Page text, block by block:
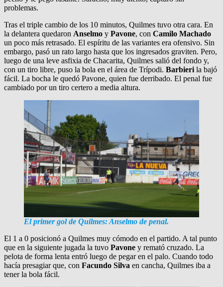
problemas.
Tras el triple cambio de los 10 minutos, Quilmes tuvo otra cara. En
la delantera quedaron Anselmo y Pavone, con Camilo Machado
un poco más retrasado. El espíritu de las variantes era ofensivo. Sin
embargo, pasó un rato largo hasta que los ingresados graviten. Pero,
luego de una leve asfixia de Chacarita, Quilmes salió del fondo y,
con un tiro libre, puso la bola en el área de Trípodi. Barbieri la bajó
fácil. La bocha le quedó Pavone, quien fue derribado. El penal fue
cambiado por un tiro certero a media altura.
El primer gol de Quilmes: Anselmo de penal.
El 1 a 0 posicionó a Quilmes muy cómodo en el partido. A tal punto
que en la siguiente jugada la tuvo Pavone y remató cruzado. La
pelota de forma lenta entró luego de pegar en el palo. Cuando todo
hacía presagiar que, con Facundo Silva en cancha, Quilmes iba a
tener la bola fácil.